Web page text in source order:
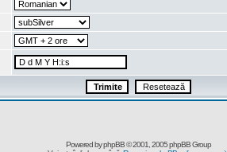
Powered byphpBB© 2001, 2005 phpBB Group